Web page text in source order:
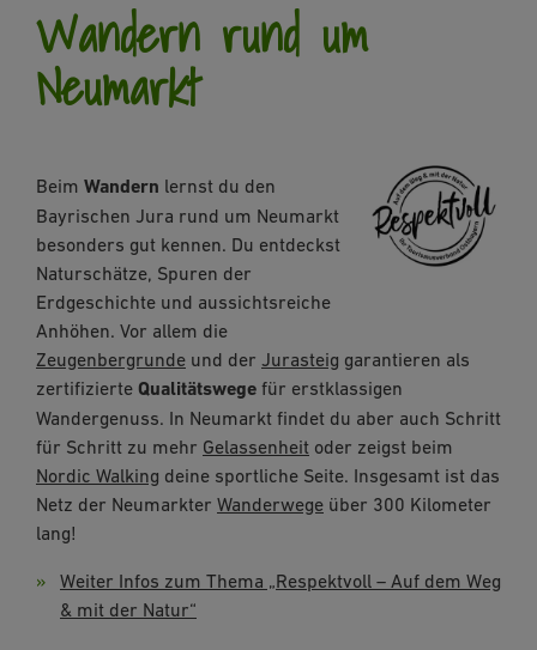
Wandern rund um
Neumarkt
Beim Wandern lernst du den
Bayrischen Jura rund um Neumarkt
besonders gut kennen. Du entdeckst
Naturschätze, Spuren der
Erdgeschichte und aussichtsreiche
Anhöhen. Vor allem die
Zeugenbergrunde und der Jurasteig garantieren als
zertifizierte Qualitätswege für erstklassigen
Wandergenuss. In Neumarkt findet du aber auch Schritt
für Schritt zu mehr Gelassenheit oder zeigst beim
Nordic Walking deine sportliche Seite. Insgesamt ist das
Netz der Neumarkter Wanderwege über 300 Kilometer
lang!
Weiter Infos zum Thema „Respektvoll – Auf dem Weg
& mit der Natur“